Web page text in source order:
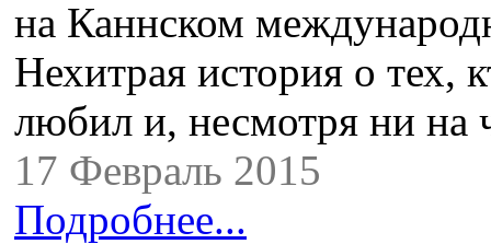
на Каннском
Нехитрая история о тех,
любил и, несмотря ни
17 Февраль 2015
Подробнее...